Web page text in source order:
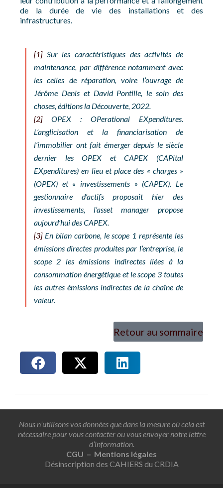
de la durée de vie des installations et des
infrastructures.
[1]Sur les caractéristiques des activités de
maintenance, par différence notamment avec
les celles de réparation, voire l’ouvrage de
Jérôme Denis et David Pontille, le soin des
choses, éditions la Découverte, 2022.
[2]OPEX : OPerational EXpenditures.
L’anglicisation et la financiarisation de
l’immobilier ont fait émerger depuis le siècle
dernier les OPEX et CAPEX (CAPital
EXpenditures) en lieu et place des « charges »
(OPEX) et « investissements » (CAPEX). Le
gestionnaire d’actifs proposait hier des
investissements, l’asset manager propose
aujourd’hui des CAPEX.
[3]En bilan carbone, le scope 1 représente les
émissions directes produites par l’entreprise, le
scope 2 les émissions indirectes liées à la
consommation énergétique et le scope 3 toutes
les autres émissions indirectes de la chaîne de
valeur.
Retour au sommaire
Nous n’utilisons vos données que dans la mesure où cela est
nécessaire pour vous contacter ou vous envoyer notre lettre
d’information.
CGU – Mentions légales
Désinscription des CAHIERS du CRDIA